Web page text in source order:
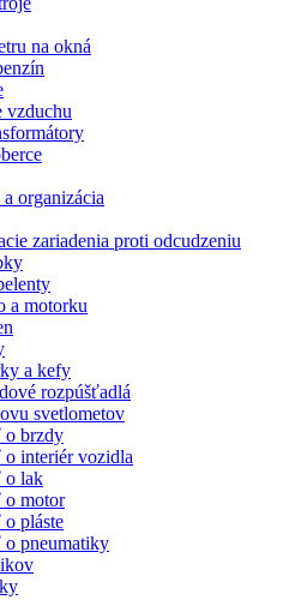
na okná
vzduchu
organizácia
zariadenia proti odcudzeniu
a motorku
a kefy
rozpúšťadlá
svetlometov
o brzdy
o interiér vozidla
o lak
o motor
pláste
o pneumatiky